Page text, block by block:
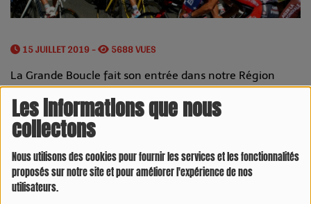
Les informations que nous
collectons
Nous utilisons des cookies pour fournir les services et les fonctionnalités
proposés sur notre site et pour améliorer l'expérience de nos
utilisateurs.
15 JUILLET 2019 - 5688 VUES
La Grande Boucle fait son entrée dans notre Région
lundi 15 juillet. Elle y restera juqu'au 20 juillet. Entre les
plaines tarnaises et les cols pyrénéens, le parcours est
complet et promet un beau spectacle.